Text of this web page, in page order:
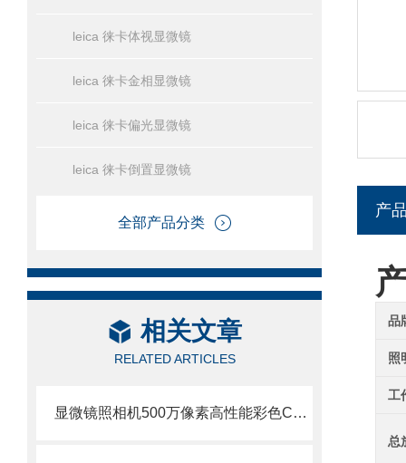
leica 徕卡体视显微镜
leica 徕卡金相显微镜
leica 徕卡偏光显微镜
leica 徕卡倒置显微镜
全部产品分类
相关文章
RELATED ARTICLES
显微镜照相机500万像素高性能彩色CCD—奥林巴斯DP25
产
品
照
工
总